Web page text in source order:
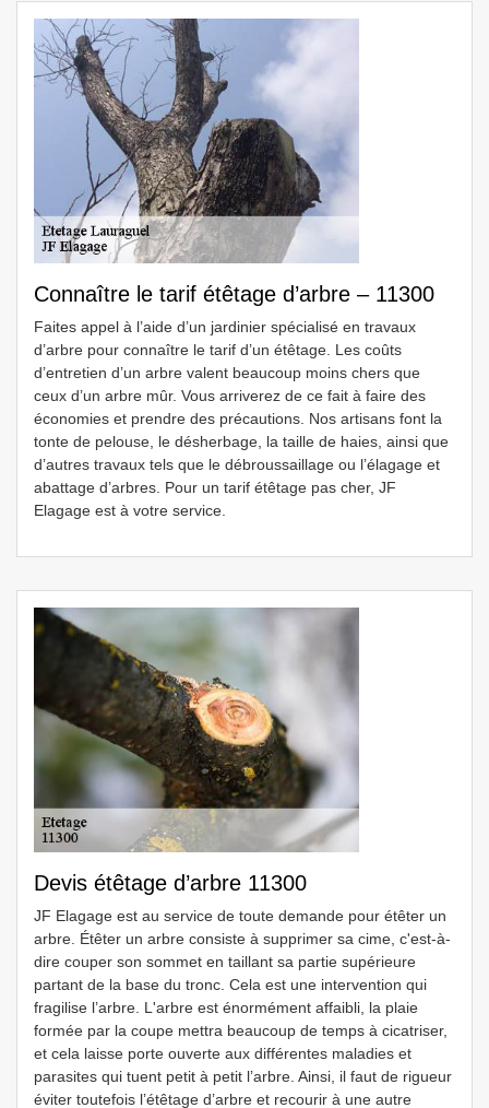
Connaître le tarif étêtage d’arbre – 11300
Faites appel à l’aide d’un jardinier spécialisé en travaux
d’arbre pour connaître le tarif d’un étêtage. Les coûts
d’entretien d’un arbre valent beaucoup moins chers que
ceux d’un arbre mûr. Vous arriverez de ce fait à faire des
économies et prendre des précautions. Nos artisans font la
tonte de pelouse, le désherbage, la taille de haies, ainsi que
d’autres travaux tels que le débroussaillage ou l’élagage et
abattage d’arbres. Pour un tarif étêtage pas cher, JF
Elagage est à votre service.
Devis étêtage d’arbre 11300
JF Elagage est au service de toute demande pour étêter un
arbre. Étêter un arbre consiste à supprimer sa cime, c'est-à-
dire couper son sommet en taillant sa partie supérieure
partant de la base du tronc. Cela est une intervention qui
fragilise l’arbre. L'arbre est énormément affaibli, la plaie
formée par la coupe mettra beaucoup de temps à cicatriser,
et cela laisse porte ouverte aux différentes maladies et
parasites qui tuent petit à petit l’arbre. Ainsi, il faut de rigueur
éviter toutefois l’étêtage d’arbre et recourir à une autre